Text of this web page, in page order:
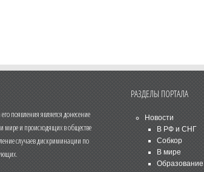
появления является донесение
мире и происходящих в обществе
случаев дискриминации по
РАЗДЕЛЫ ПОРТАЛА
Новости
В РФ и СНГ
Собкор
В мире
Образование